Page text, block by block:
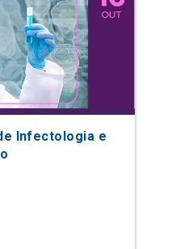
Infectologia e